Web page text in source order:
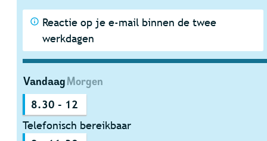
Reactie op je e-mail binnen de twee
werkdagen
VandaagMorgen
8.30 - 12
Telefonisch bereikbaar